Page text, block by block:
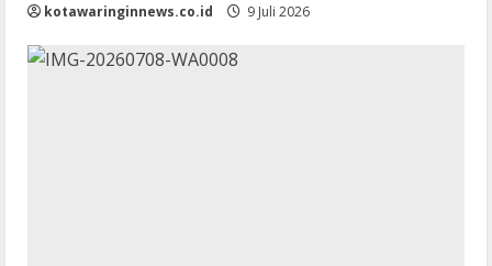
kotawaringinnews.co.id 9 Juli 2026